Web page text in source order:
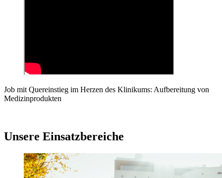
Job mit Quereinstieg im Herzen des Klinikums: Aufbereitung von
Medizinprodukten
Unsere Einsatzbereiche